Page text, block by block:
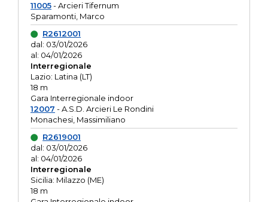
11005- Arcieri Tifernum
Sparamonti, Marco
R2612001
dal: 03/01/2026
al: 04/01/2026
Interregionale
Lazio: Latina (LT)
18 m
Gara Interregionale indoor
12007 - A.S.D. Arcieri Le Rondini
Monachesi, Massimiliano
R2619001
dal: 03/01/2026
al: 04/01/2026
Interregionale
Sicilia: Milazzo (ME)
18 m